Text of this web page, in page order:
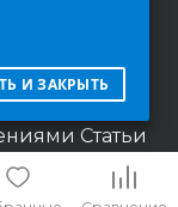
характер и
публичной
Статьи
Российской
И ЗАКРЫТЬ